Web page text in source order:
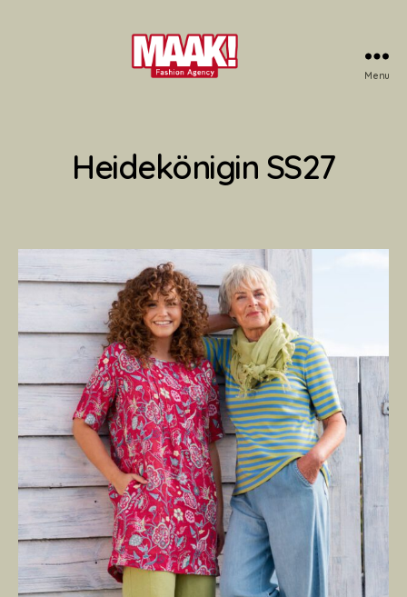
Menu
Heidekönigin SS27